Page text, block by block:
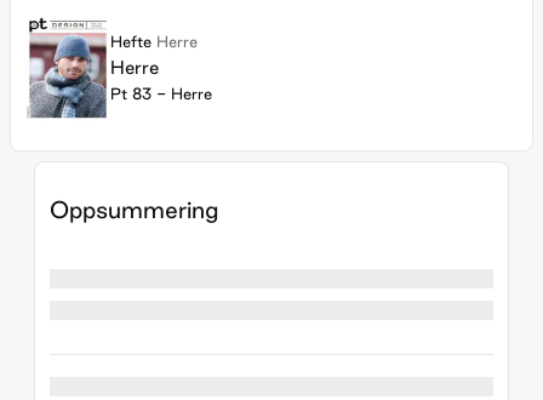
Hefte Herre
Herre
Pt 83 - Herre
Oppsummering